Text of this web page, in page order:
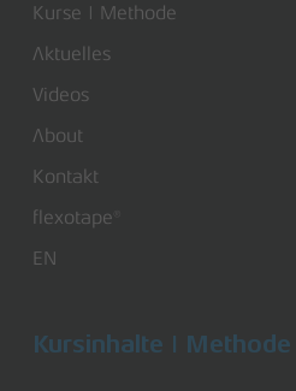
Kurse | Methode
Aktuelles
Videos
About
Kontakt
flexotape®
EN
Kursinhalte | Methode